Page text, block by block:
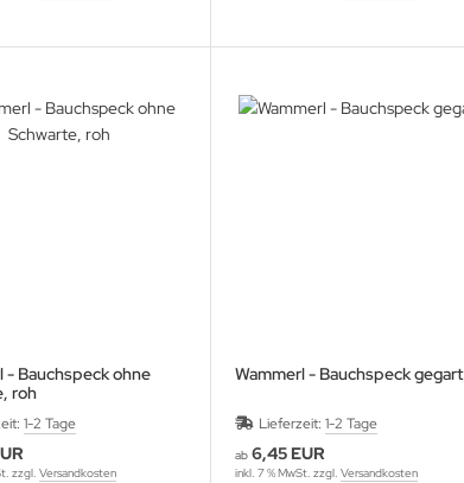
- Bauchspeck ohne
roh
1-2 Tage
zzgl.Versandkosten
Wammerl - Bauchspeck gegart
Lieferzeit: 1-2 Tage
ab 6,45 EUR
inkl. 7 % MwSt. zzgl. Versandkosten